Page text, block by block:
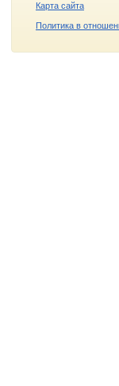
Карта сайта
Политика в